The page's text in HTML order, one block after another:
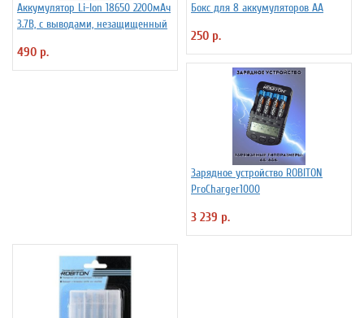
Аккумулятор Li-Ion 18650 2200мАч
3.7В, с выводами, незащищенный
490 р.
Бокс для 8 аккумуляторов АА
250 р.
Зарядное устройство ROBITON
ProCharger1000
3 239 р.